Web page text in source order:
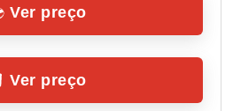
Ver preço
Ver preço